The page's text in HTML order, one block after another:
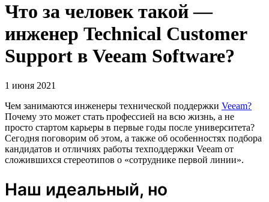
Что за человек такой —
инженер Technical Customer
Support в Veeam Software?
1 июня 2021
Чем занимаются инженеры технической поддержки Veeam?
Почему это может стать профессией на всю жизнь, а не
просто стартом карьеры в первые годы после университета?
Сегодня поговорим об этом, а также об особенностях подбора
кандидатов и отличиях работы техподдержки Veeam от
сложившихся стереотипов о «сотруднике первой линии».
Наш идеальный, но